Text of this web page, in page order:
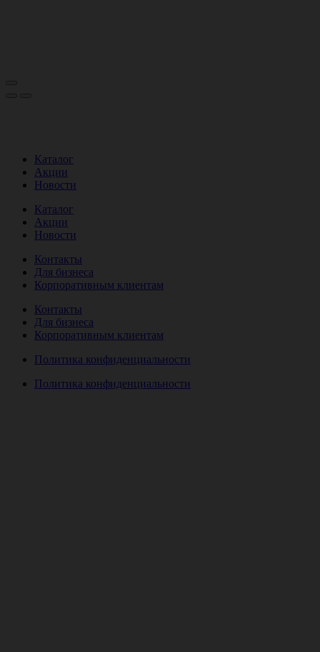
Каталог
Акции
Новости
Каталог
Акции
Новости
Контакты
Для бизнеса
Корпоративным клиентам
Контакты
Для бизнеса
Корпоративным клиентам
Политика конфиденциальности
Политика конфиденциальности